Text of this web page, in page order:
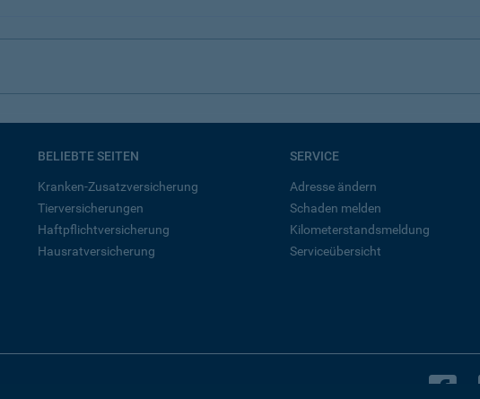
BELIEBTE SEITEN
Kranken-Zusatzversicherung
Tierversicherungen
Haftpflichtversicherung
Hausratversicherung
SERVICE
Adresse ändern
Schaden melden
Kilometerstandsmeldung
Serviceübersicht